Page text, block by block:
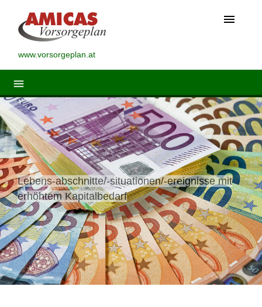
menu
www.vorsorgeplan.at
menu
Lebens-abschnitte/-situationen/-ereignisse mit
erhöhtem Kapitalbedarf